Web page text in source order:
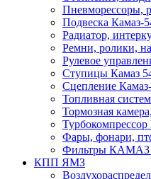
Пневморессоры,
Подвеска Камаз-
Радиатор,
Ремни, ролики,
Рулевое
Ступицы Камаз
Сцепление
Топливная
Тормозная
Турбокомпрессор
Фары, фонари,
Фильтры КАМАЗ
КПП ЯМЗ